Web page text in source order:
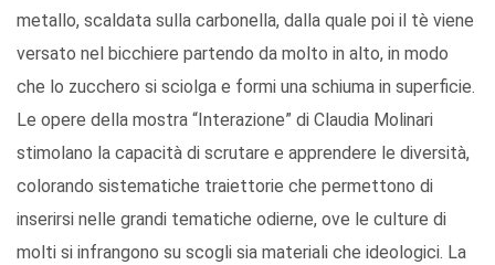
metallo, scaldata sulla carbonella, dalla quale poi il tè viene
versato nel bicchiere partendo da molto in alto, in modo
che lo zucchero si sciolga e formi una schiuma in superficie.
Le opere della mostra “Interazione” di Claudia Molinari
stimolano la capacità di scrutare e apprendere le diversità,
colorando sistematiche traiettorie che permettono di
inserirsi nelle grandi tematiche odierne, ove le culture di
molti si infrangono su scogli sia materiali che ideologici. La